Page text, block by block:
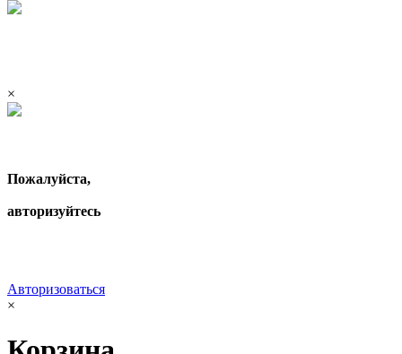
×
Пожалуйста,
авторизуйтесь
Авторизоваться
×